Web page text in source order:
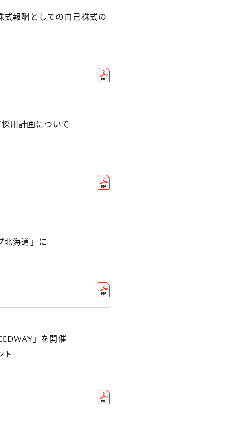
報酬としての自己株式の
用計画について
北海道」に
」を開催
ト ―